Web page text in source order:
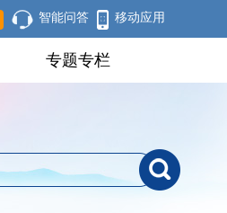
智能问答 移动应用
专题专栏